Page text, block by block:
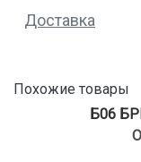
Доставка
Похожие товары
Б06